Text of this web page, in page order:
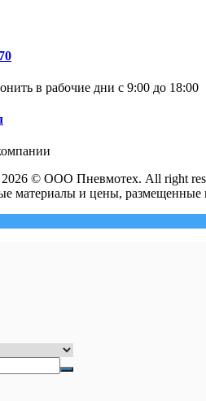
в рабочие дни с 9:00 до 18:00
2026 © ООО Пневмотех. All right
материалы и цены, размещенные